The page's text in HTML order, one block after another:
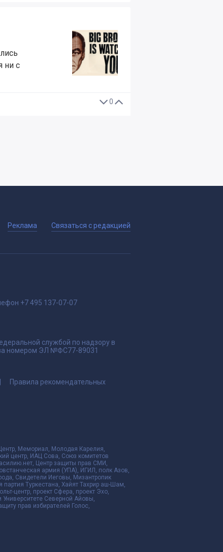
ни с
0
Реклама Связаться с редакцией
+7 495 137-07-07
службой по надзору в
номером ЭЛ №ФС77-89031
Правила рекомендательных
Мемориал, Молодая Карелия,
центр, ИАЦ Сова, Союз комитетов
Центр защиты прав СМИ,
армия (УПА), ИГИЛ, полк Азов,
Свидетели Иеговы, Мизантропик
Туркестана, Хайят Тахрир аш-Шам,
центр, проект Сфера, проект Эхо,
Северной Айовы,
прав избирателей Голос,